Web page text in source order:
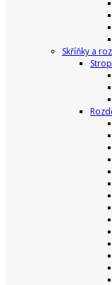
Skříňky a